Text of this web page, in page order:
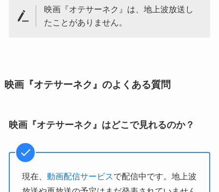
映画『オテサーネク』は、地上波放送し
たことがありません。
映画『オテサーネク』のよくある質問
映画『オテサーネク』はどこで見れるのか？
現在、動画配信サービスで配信中です。地上波